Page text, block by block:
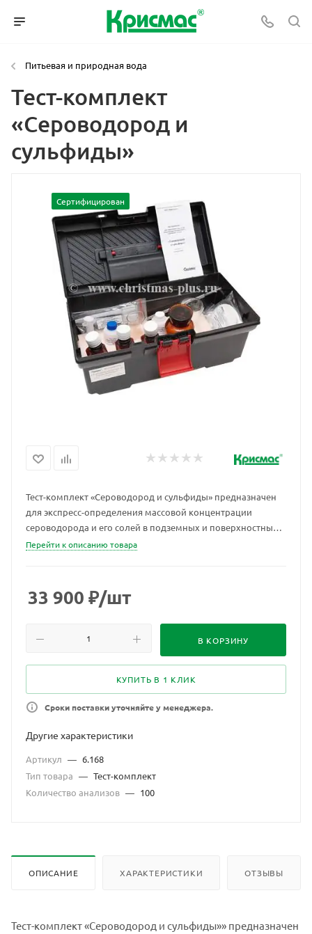
Питьевая и природная вода
Тест-комплект
«Сероводород и
сульфиды»
Сертифицирован
Тест-комплект «Сероводород и сульфиды» предназначен
для экспресс-определения массовой концентрации
сероводорода и его солей в подземных и поверхностных
природных водах любой минерализации с небольшим
Перейти к описанию товара
33 900 ₽/шт
В КОРЗИНУ
КУПИТЬ В 1 КЛИК
Сроки поставки уточняйте у менеджера.
Другие характеристики
Артикул — 6.168
Тип товара — Тест-комплект
Количество анализов — 100
ОПИСАНИЕ ХАРАКТЕРИСТИКИ ОТЗЫВЫ
Тест-комплект «Сероводород и сульфиды»» предназначен